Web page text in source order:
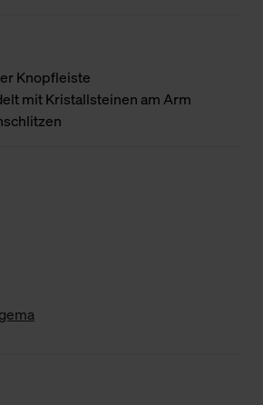
Knopfleiste
mit Kristallsteinen am Arm